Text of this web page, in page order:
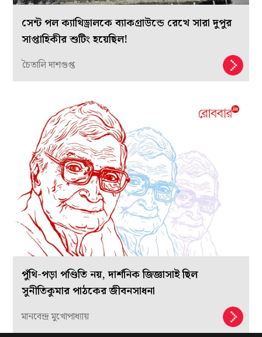
সেন্ট পল ক্যাথিড্রালকে ব্যাকগ্রাউন্ডে রেখে সারা দুপুর
সাপ্তাহিকীর শুটিং হয়েছিল!
চৈতালি দাশগুপ্ত
পুঁথি-পড়া পণ্ডিতি নয়, দার্শনিক জিজ্ঞাসাই ছিল
সুনীতিকুমার পাঠকের জীবনসাধনা
মানবেন্দ্র মুখোপাধ্যায়